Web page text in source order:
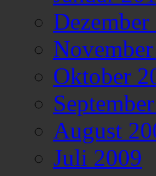
Oktober
August
Juli 2009